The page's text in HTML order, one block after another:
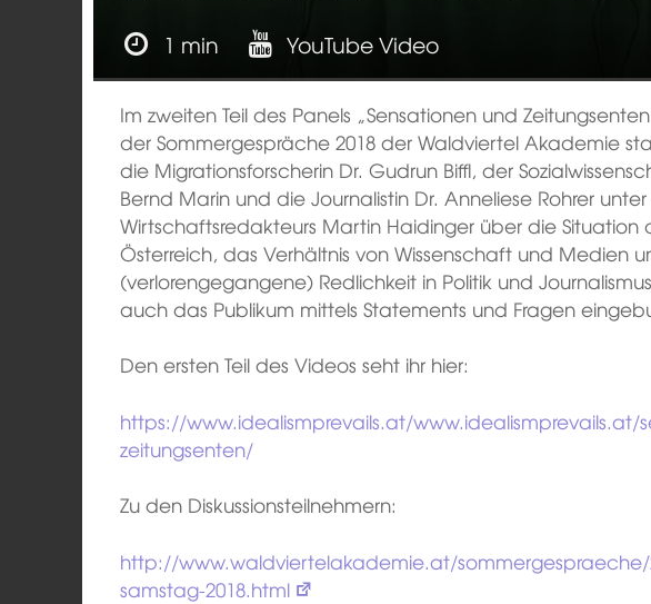
1 min
YouTube Video
Im zweiten Teil des Panels „Sensationen und
der Sommergespräche 2018 der Waldviertel Akademie
die Migrationsforscherin Dr. Gudrun Biffl, der
Bernd Marin und die Journalistin Dr. Anneliese Rohrer
Wirtschaftsredakteurs Martin Haidinger über die Situation
Österreich, das Verhältnis von Wissenschaft und Medien
(verlorengegangene) Redlichkeit in Politik und
auch das Publikum mittels Statements und Fragen
Den ersten Teil des Videos seht ihr hier:
https://www.idealismprevails.at/www.idealismprevails.at/
zeitungsenten/
Zu den Diskussionsteilnehmern:
http://www.waldviertelakademie.at/sommergespraeche/
samstag-2018.html